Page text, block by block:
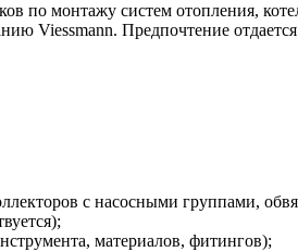
по монтажу систем отопления,
Viessmann. Предпочтение
с насосными группами,
материалов, фитингов);